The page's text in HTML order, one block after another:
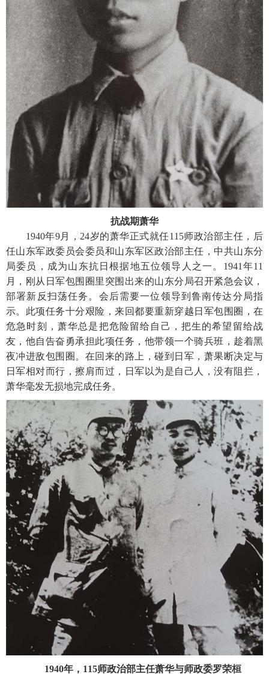
抗战期萧华
1940年9月，24岁的萧华正式就任115师政治部主任，后
任山东军政委员会委员和山东军区政治部主任，中共山东分
局委员，成为山东抗日根据地五位领导人之一。1941年11
月，刚从日军包围圈里突围出来的山东分局召开紧急会议，
部署新反扫荡任务。会后需要一位领导到鲁南传达分局指
示。此项任务十分艰险，来回都要重新穿越日军包围圈，在
危急时刻，萧华总是把危险留给自己，把生的希望留给战
友，他自告奋勇承担此项任务，他带领一个骑兵班，趁着黑
夜冲进敌包围圈。在回来的路上，碰到日军，萧果断决定与
日军相对而行，擦肩而过，日军以为是自己人，没有阻拦，
萧华毫发无损地完成任务。
1940年，115师政治部主任萧华与师政委罗荣桓